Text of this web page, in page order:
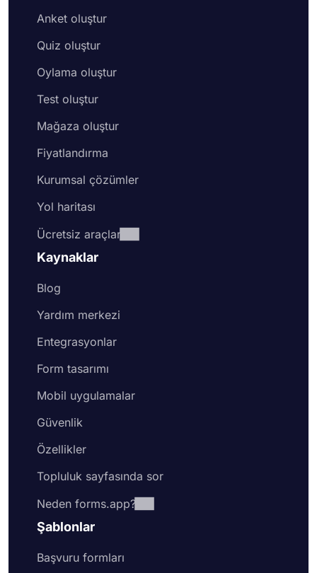
Anket oluştur
Quiz oluştur
Oylama oluştur
Test oluştur
Mağaza oluştur
Fiyatlandırma
Kurumsal çözümler
Yol haritası
Ücretsiz araçlar
Kaynaklar
Blog
Yardım merkezi
Entegrasyonlar
Form tasarımı
Mobil uygulamalar
Güvenlik
Özellikler
Topluluk sayfasında sor
Neden forms.app?
Şablonlar
Başvuru formları